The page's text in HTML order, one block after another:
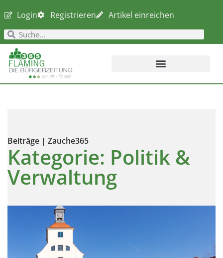
Login Registrieren Artikel einreichen
Beiträge | Zauche365
Kategorie: Politik &
Verwaltung